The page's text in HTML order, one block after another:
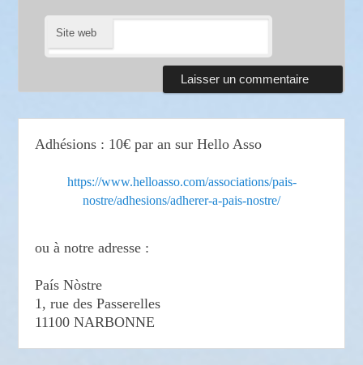
Site web
Adhésions : 10€ par an sur Hello Asso
https://www.helloasso.com/associations/pais-
nostre/adhesions/adherer-a-pais-nostre/
ou à notre adresse :
País Nòstre
1, rue des Passerelles
11100 NARBONNE